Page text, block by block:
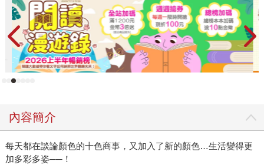
內容簡介
每天都在談論顏色的十色商事，又加入了新的顏色…生活變得更
加多彩多姿──！